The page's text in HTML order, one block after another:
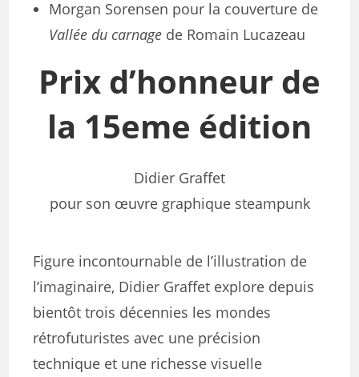
Morgan Sorensen pour la couverture de
Vallée du carnage de Romain Lucazeau
Prix d’honneur de
la 15eme édition
Didier Graffet
pour son œuvre graphique steampunk
Figure incontournable de l’illustration de
l’imaginaire, Didier Graffet explore depuis
bientôt trois décennies les mondes
rétrofuturistes avec une précision
technique et une richesse visuelle